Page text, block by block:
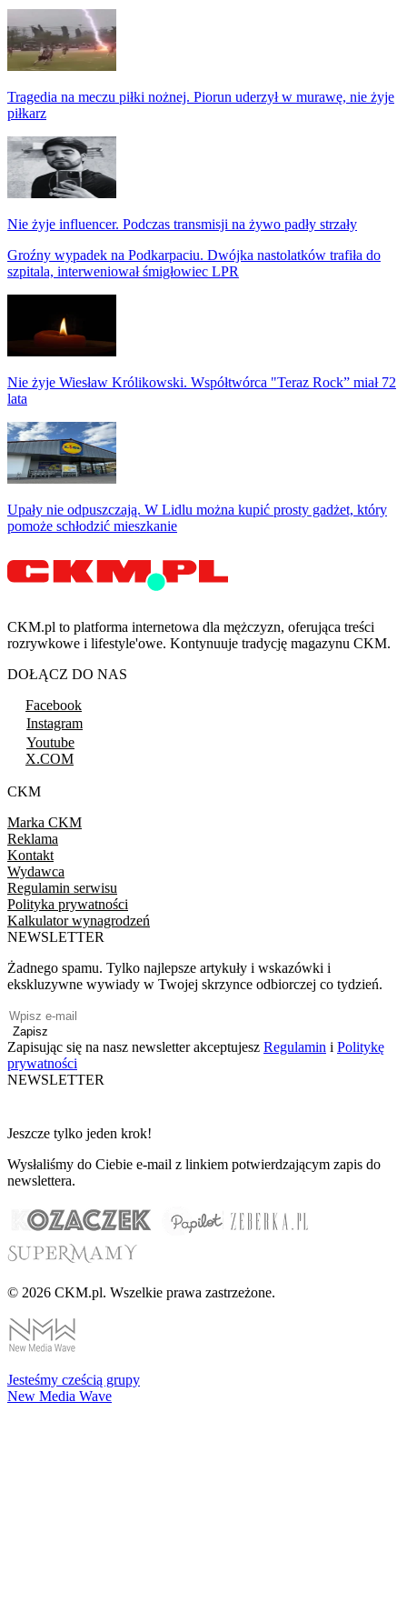
Tragedia na meczu piłki nożnej. Piorun uderzył w murawę, nie żyje
piłkarz
Nie żyje influencer. Podczas transmisji na żywo padły strzały
Groźny wypadek na Podkarpaciu. Dwójka nastolatków trafiła do
szpitala, interweniował śmigłowiec LPR
Nie żyje Wiesław Królikowski. Współtwórca "Teraz Rock” miał 72
lata
Upały nie odpuszczają. W Lidlu można kupić prosty gadżet, który
pomoże schłodzić mieszkanie
CKM.pl to platforma internetowa dla mężczyzn, oferująca treści
rozrywkowe i lifestyle'owe. Kontynuuje tradycję magazynu CKM.
DOŁĄCZ DO NAS
Facebook
Instagram
Youtube
X.COM
CKM
Marka CKM
Reklama
Kontakt
Wydawca
Regulamin serwisu
Polityka prywatności
Kalkulator wynagrodzeń
NEWSLETTER
Żadnego spamu. Tylko najlepsze artykuły i wskazówki i
ekskluzywne wywiady w Twojej skrzynce odbiorczej co tydzień.
Zapisz
Zapisując się na nasz newsletter akceptujesz Regulamin i Politykę
prywatności
NEWSLETTER
Jeszcze tylko jeden krok!
Wysłaliśmy do Ciebie e-mail z linkiem potwierdzającym zapis do
newslettera.
© 2026 CKM.pl. Wszelkie prawa zastrzeżone.
Jesteśmy cześcią grupy
New Media Wave